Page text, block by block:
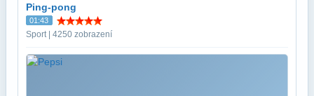
Ping-pong
01:43
Sport | 4250 zobrazení